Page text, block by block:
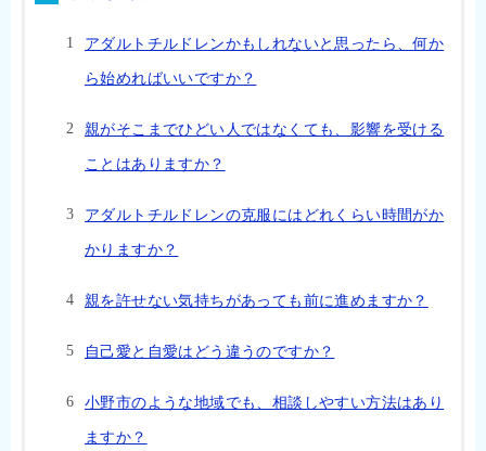
アダルトチルドレンかもしれないと思ったら、何か
ら始めればいいですか？
親がそこまでひどい人ではなくても、影響を受ける
ことはありますか？
アダルトチルドレンの克服にはどれくらい時間がか
かりますか？
親を許せない気持ちがあっても前に進めますか？
自己愛と自愛はどう違うのですか？
小野市のような地域でも、相談しやすい方法はあり
ますか？